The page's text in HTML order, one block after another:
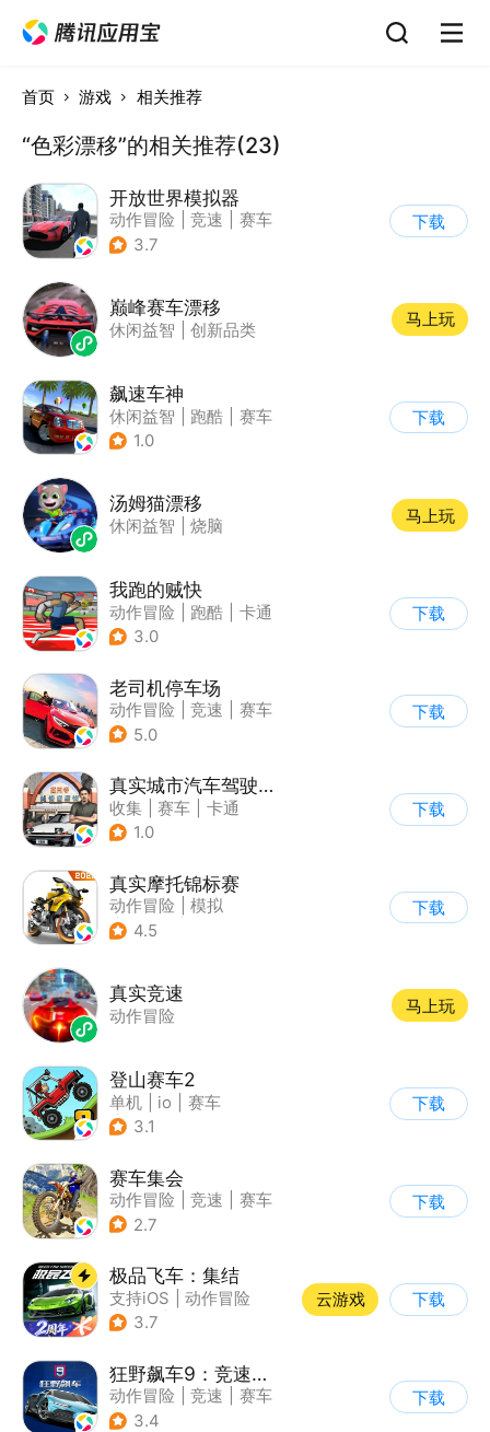
首页 游戏 相关推荐
“色彩漂移”的相关推荐(23)
开放世界模拟器
动作冒险 竞速
赛车
| 开放世界
3.7
下载
巅峰赛车漂移
休闲益智 创新品类
马上玩
飙速车神
休闲益智 跑酷
赛车
| 漂移
1.0
下载
汤姆猫漂移
休闲益智 烧脑
马上玩
我跑的贼快
动作冒险 跑酷
卡通
3.0
下载
老司机停车场
动作冒险 竞速
赛车
| 写实
5.0
下载
真实城市汽车驾驶3D
收集 赛车
卡通
| 模拟
1.0
下载
真实摩托锦标赛
动作冒险
模拟
| 摩托车
4.5
下载
真实竞速
动作冒险
马上玩
登山赛车2
单机 io
赛车
| 欧美风
3.1
下载
赛车集会
动作冒险 竞速
赛车
| 写实
2.7
下载
极品飞车：集结
支持iOS
动作冒险
| 竞速
3.7
云游戏 下载
狂野飙车9：竞速传奇
动作冒险 竞速
赛车
| 狂野飙车
3.4
下载